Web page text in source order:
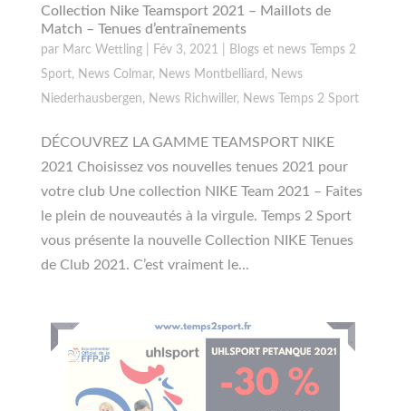
Collection Nike Teamsport 2021 – Maillots de
Match – Tenues d’entraînements
par Marc Wettling| Fév 3, 2021
Blogs et news Temps 2
Sport, News Colmar, News Montbelliard , News
Niederhausbergen, News Richwiller, News Temps 2 Sport
DÉCOUVREZ LA GAMME TEAMSPORT NIKE
2021 Choisissez vos nouvelles tenues 2021 pour
votre club Une collection NIKE Team 2021 – Faites
le plein de nouveautés à la virgule. Temps 2 Sport
vous présente la nouvelle Collection NIKE Tenues
de Club 2021. C’est vraiment le...